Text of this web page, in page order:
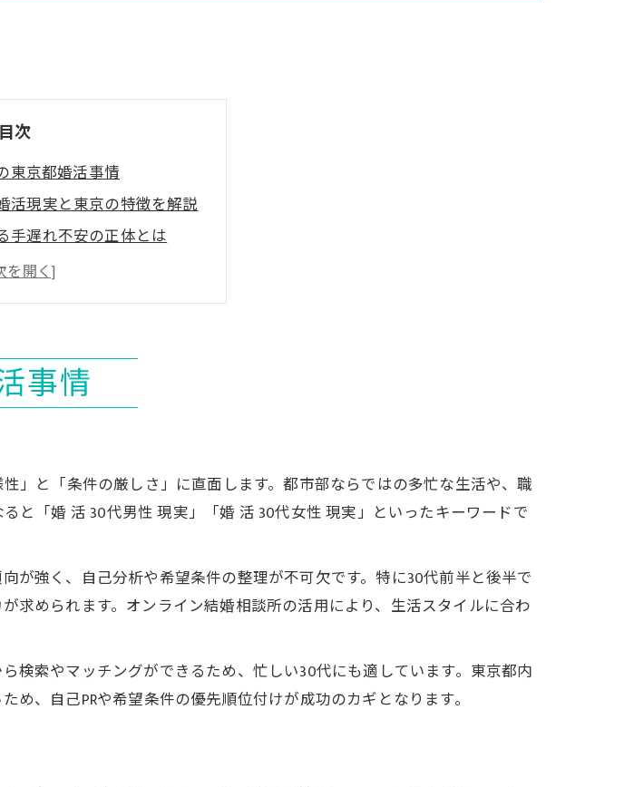
目次
東京都婚活事情
活現実と東京の特徴を解説
手遅れ不安の正体とは
する婚活の難しさと対策
活市場での期待値の関係
広げる新たな出会い
イン結婚相談所の魅力
活とオンラインの利点
で叶える現実的な出会い方
くても婚活成功のコツ
厳しい？前向きに進む方法
る30代の心構えとは
ない考え方と行動パターン
事情
」と「条件の厳しさ」に直面します。都市部ならではの多忙な生活や、職
と「婚 活 30代男性 現実」「婚 活 30代女性 現実」といったキーワードで
強く、自己分析や希望条件の整理が不可欠です。特に30代前半と後半で
求められます。オンライン結婚相談所の活用により、生活スタイルに合わ
索やマッチングができるため、忙しい30代にも適しています。東京都内
、自己PRや希望条件の優先順位付けが成功のカギとなります。